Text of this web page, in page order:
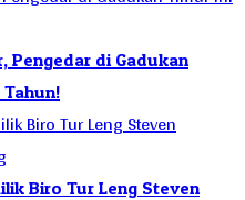
Pengedar di Gadukan
Biro Tur Leng Steven